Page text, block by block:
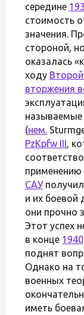
середине
стоимость
значения.
стороной,
оказалась
ходу
вторжения
называемые
(нем.
PzKpfw III,
САУ
и их боевой
они прочно
Этот успех
в конце 1940
поднят
Однако на
военных
иметь